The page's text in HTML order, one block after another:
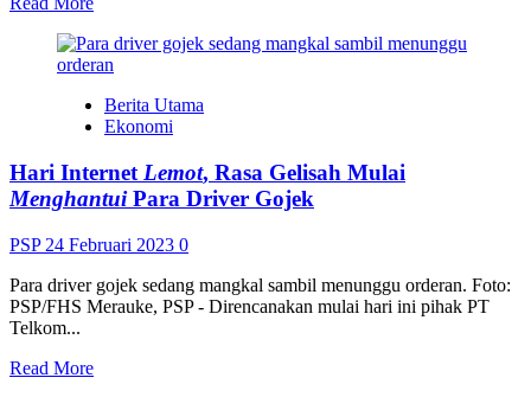
about
<strong>Mentan
Kawal
Panen
Padi
di
Jateng,
Produktivitas
Hingga
7
Ton
Berita Utama
Ekonomi
Hari Internet Lemot, Rasa Gelisah Mulai
MenghantuiPara Driver Gojek
PSP 24 Februari 2023 0
Para driver gojek sedang mangkal sambil menunggu orderan. Foto:
PSP/FHS Merauke, PSP - Direncanakan mulai hari ini pihak PT
Telkom...
Read MoreRead